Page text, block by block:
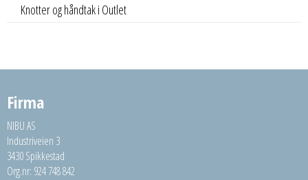
Knotter og håndtak i Outlet
Firma
NIBU AS
Industriveien 3
3430 Spikkestad
Org.nr: 924 748 842